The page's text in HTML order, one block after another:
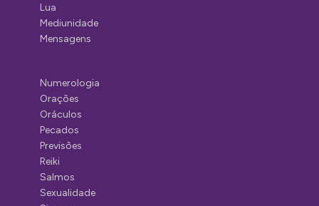
Lua
Mediunidade
Mensagens
Numerologia
Orações
Oráculos
Pecados
Previsões
Reiki
Salmos
Sexualidade